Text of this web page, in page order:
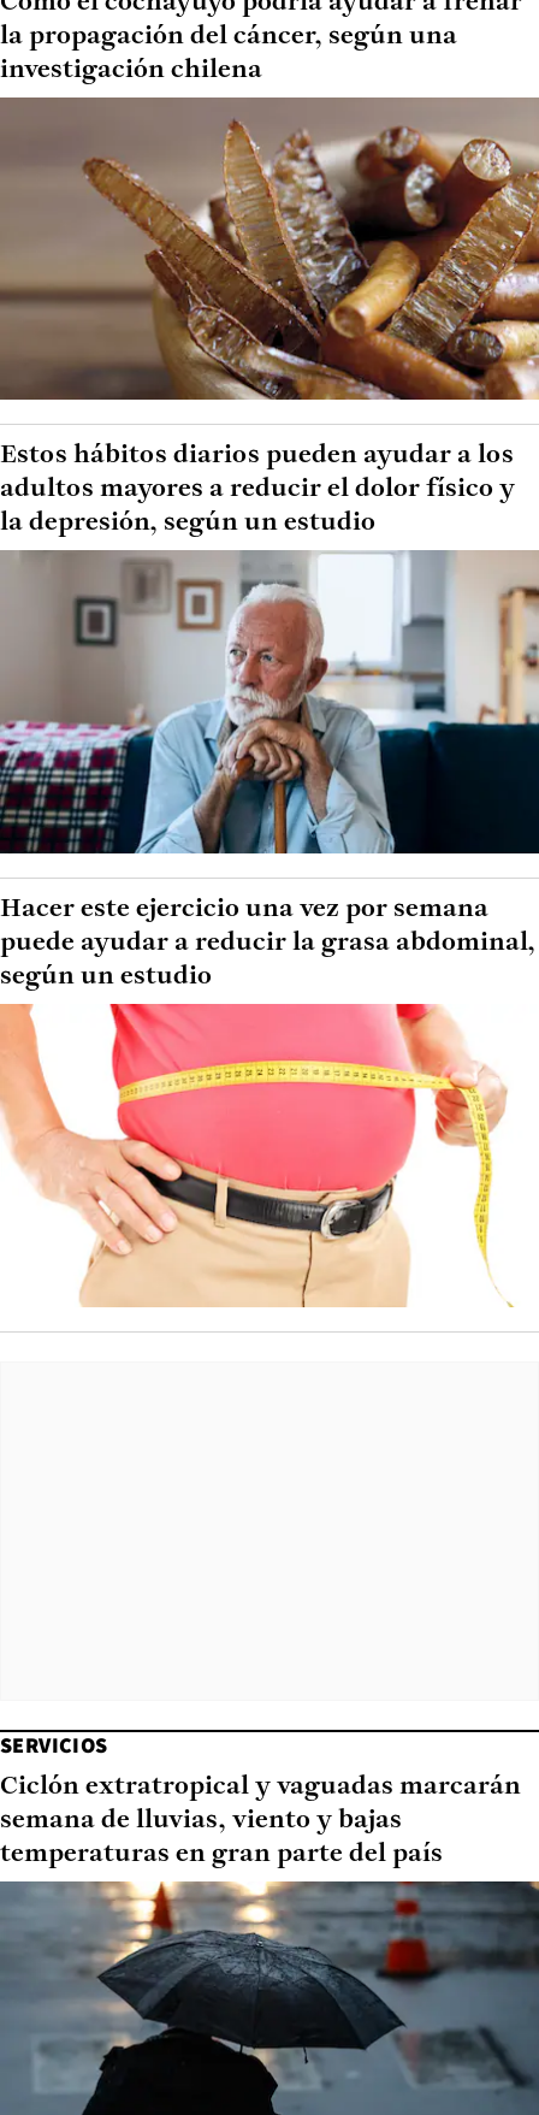
la propagación del cáncer, según una
investigación chilena
Estos hábitos diarios pueden ayudar a los
adultos mayores a reducir el dolor físico y
la depresión, según un estudio
Hacer este ejercicio una vez por semana
puede ayudar a reducir la grasa abdominal,
según un estudio
SERVICIOS
Ciclón extratropical y vaguadas marcarán
semana de lluvias, viento y bajas
temperaturas en gran parte del país